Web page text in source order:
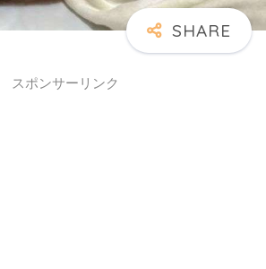
スポンサーリンク